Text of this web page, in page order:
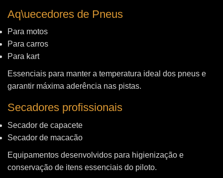
Aq\uecedores de Pneus
Para motos
Para carros
Para kart
Essenciais para manter a temperatura ideal dos pneus e
garantir máxima aderência nas pistas.
Secadores profissionais
Secador de capacete
Secador de macacão
Equipamentos desenvolvidos para higienização e
conservação de itens essenciais do piloto.